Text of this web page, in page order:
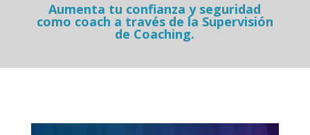
Aumenta tu confianza y seguridad
como coach a través de la Supervisión
de Coaching.